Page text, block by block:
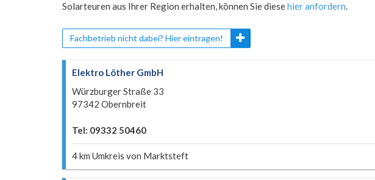
Solarteuren aus Ihrer Region erhalten, können Sie diesehier anfordern.
Fachbetrieb nicht dabei? Hier eintragen!
Elektro Löther GmbH
Würzburger Straße 33
97342 Obernbreit
Tel: 09332 50460
4 km Umkreis von Marktsteft